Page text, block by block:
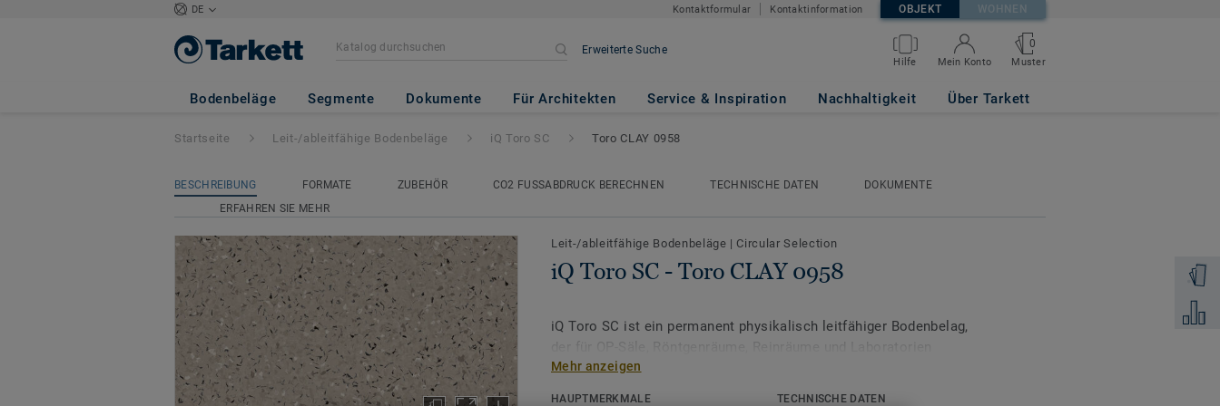
DE Kontaktformular Kontaktinformation OBJEKT WOHNEN
Erweiterte Suche
Hilfe Mein Konto
0
Muster
Bodenbeläge Segmente Dokumente Für Architekten Service & Inspiration Nachhaltigkeit Über Tarkett
iQ Toro SC - Toro CLAY 0958
Zum
Startseite Leit-/ableitfähige Bodenbeläge iQ Toro SC Toro CLAY 0958
BESCHREIBUNG FORMATE ZUBEHÖR CO2 FUSSABDRUCK BERECHNEN TECHNISCHE DATEN
DOKUMENTE
ERFAHREN SIE MEHR
Leit-/ableitfähige Bodenbeläge | Circular Selection
iQ Toro SC - Toro CLAY 0958
iQ Toro SC ist ein permanent physikalisch leitfähiger Bodenbelag,
entwickelt wurde. Die fortschrittlichen leitfähigen Eigenschaften
Mehr anzeigen
HAUPTMERKMALE
TECHNISCHE DATEN